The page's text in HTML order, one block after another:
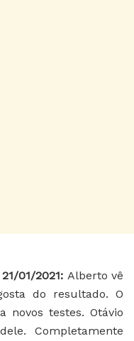
01/2021: Alberto vê
do resultado. O
novos testes. Otávio
Completamente